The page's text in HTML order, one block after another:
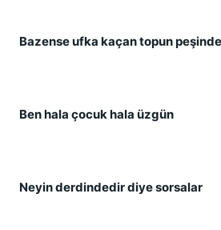
Bazense ufka kaçan topun peşinde
Ben hala çocuk hala üzgün
Neyin derdindedir diye sorsalar